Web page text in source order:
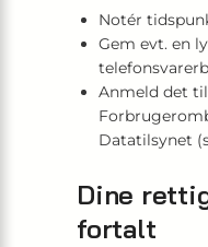
Notér
Gem evt. en
Anmeld det til
Datatilsynet
Dine
fortalt